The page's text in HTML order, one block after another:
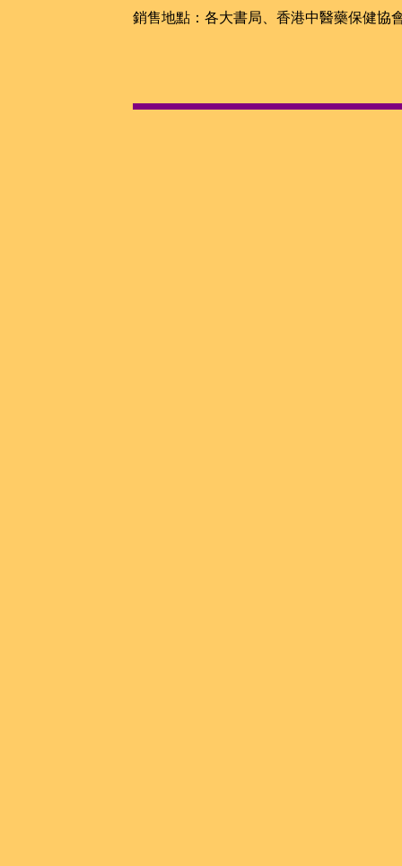
銷售地點：各大書局、香港中醫藥保健協